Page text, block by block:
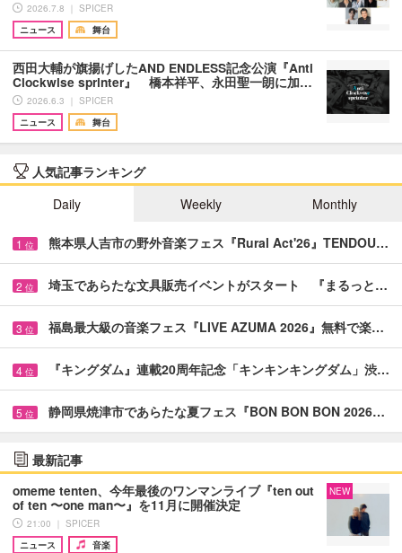
2026.7.8 ｜ SPICER
ニュース
舞台
西田大輔が旗揚げしたAND ENDLESS記念公演『Anti
Clockwise sprinter』 橋本祥平、永田聖一朗に加…
2026.6.3 ｜ SPICER
ニュース
舞台
人気記事ランキング
Daily
Weekly Monthly
1 位 熊本県人吉市の野外音楽フェス『Rural Act'26』TENDOU…
2 位 埼玉であらたな文具販売イベントがスタート 『まるっと…
3 位 福島最大級の音楽フェス『LIVE AZUMA 2026』無料で楽…
4 位 『キングダム』連載20周年記念「キンキンキングダム」渋…
5 位 静岡県焼津市であらたな夏フェス『BON BON BON 2026…
最新記事
omeme tenten、今年最後のワンマンライブ『ten out
of ten 〜one man〜』を11月に開催決定
21:00 ｜ SPICER
ニュース
音楽
NEW